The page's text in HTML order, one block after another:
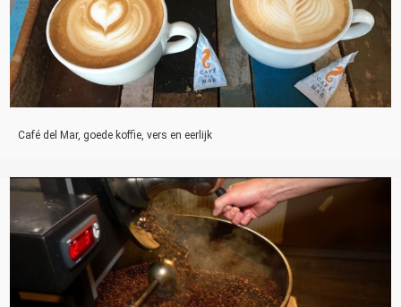
Café del Mar, goede koffie, vers en eerlijk